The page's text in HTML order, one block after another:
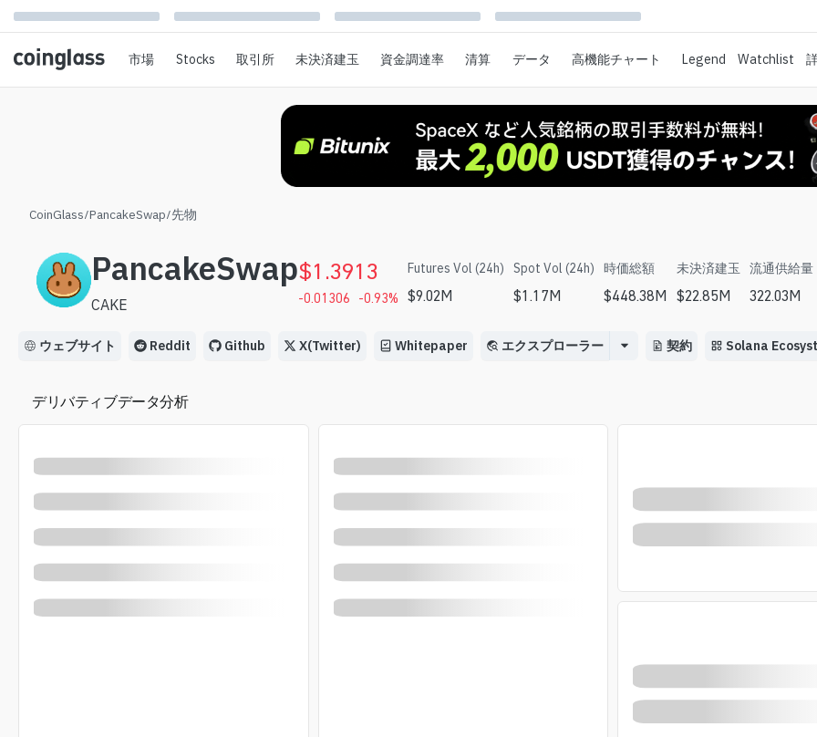
市場 Stocks 取引所 未決済建玉 資金調達率 清算 データ 高機能チャート Legend Watchlist
CoinGlass/PancakeSwap/先物
PancakeSwap
CAKE
$1.3913
-0.01306 -0.93%
Futures Vol (24h)
$9.02M
Spot Vol (24h)
$1.17M
時価総額
$448.38M
未決済建玉
$22.85M
流通供給量
322.03M
ウェブサイト Reddit Github X(Twitter) Whitepaper エクスプローラー 契約 Solana
デリバティブデータ分析